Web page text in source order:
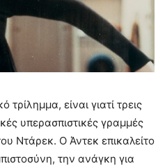
τρίλημμα, είναι γιατί τρεις
υπερασπιστικές γραμμές
Ντάρεκ. Ο Άντεκ επικαλείτο
την ανάγκη για